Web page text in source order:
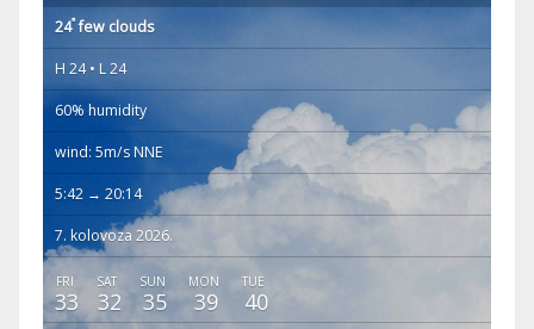
24°few clouds
H 24 • L 24
60% humidity
wind: 5m/s NNE
5:42 → 20:14
7. kolovoza 2026.
FRI
33
SAT
32
SUN
35
MON
39
TUE
40